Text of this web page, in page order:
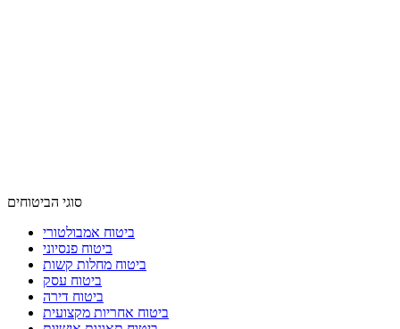
סוגי הביטוחים
ביטוח אמבולטורי
ביטוח פנסיוני
ביטוח מחלות קשות
ביטוח עסק
ביטוח דירה
ביטוח אחריות מקצועית